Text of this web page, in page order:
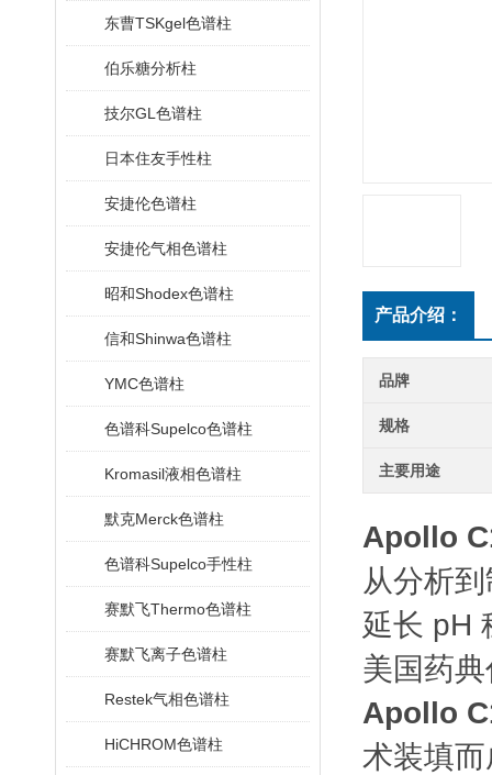
东曹TSKgel色谱柱
伯乐糖分析柱
技尔GL色谱柱
日本住友手性柱
安捷伦色谱柱
安捷伦气相色谱柱
昭和Shodex色谱柱
信和Shinwa色谱柱
YMC色谱柱
色谱科Supelco色谱柱
Kromasil液相色谱柱
默克Merck色谱柱
色谱科Supelco手性柱
赛默飞Thermo色谱柱
赛默飞离子色谱柱
Restek气相色谱柱
HiCHROM色谱柱
产品介绍：
品牌
规格
主要用途
Apollo
从分析
延长 pH
美国药
Apollo
术装填